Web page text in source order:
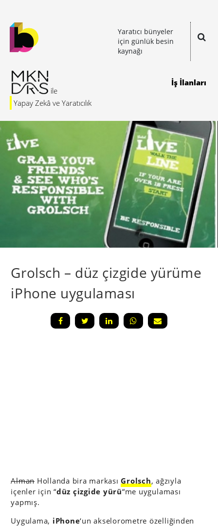
Yaratıcı bünyeler
için günlük besin
kaynağı
Yapay Zekâ ve Yaratıcılık
İş İlanları
Grolsch – düz çizgide yürüme
iPhone uygulaması
AlmanHollanda bira markasıGrolsch, ağzıyla
içenler için “düz çizgide yürü“me uygulaması
yapmış.
Uygulama, iPhone‘un akselorometre özelliğinden